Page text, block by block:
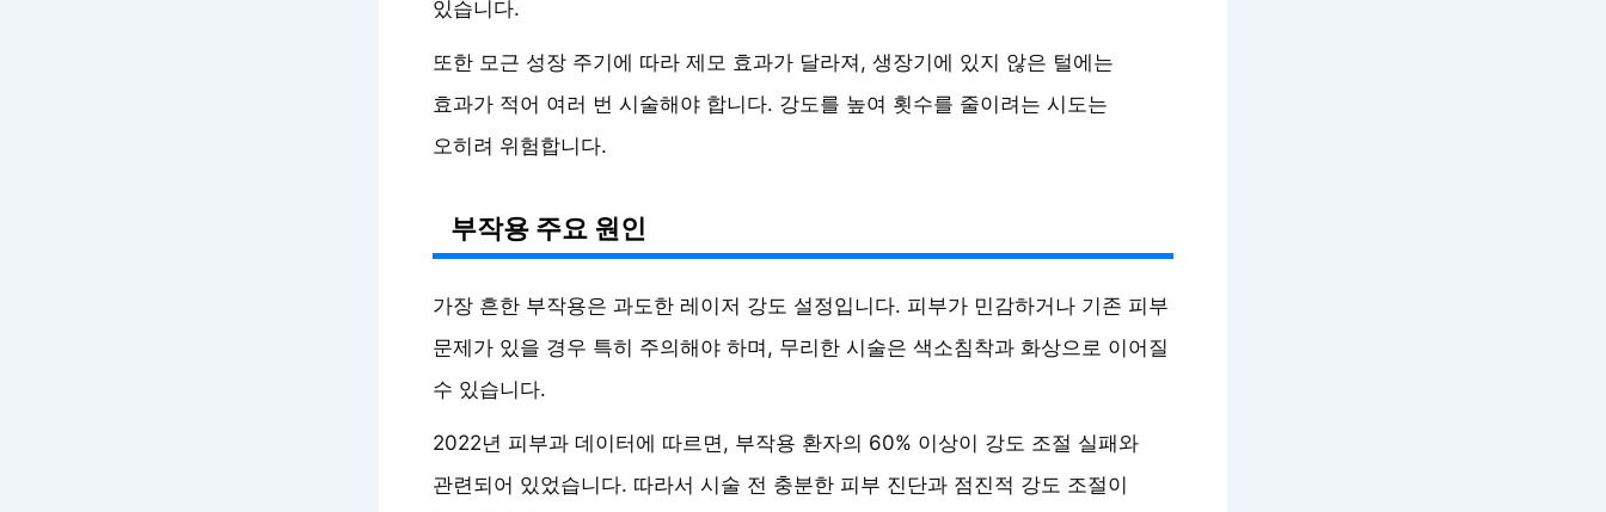
있습니다.
또한 모근 성장 주기에 따라 제모 효과가 달라져, 생장기에 있지 않은 털에는
효과가 적어 여러 번 시술해야 합니다. 강도를 높여 횟수를 줄이려는 시도는
오히려 위험합니다.
부작용 주요 원인
가장 흔한 부작용은 과도한 레이저 강도 설정입니다. 피부가 민감하거나 기존 피부
문제가 있을 경우 특히 주의해야 하며, 무리한 시술은 색소침착과 화상으로 이어질
수 있습니다.
2022년 피부과 데이터에 따르면, 부작용 환자의 60% 이상이 강도 조절 실패와
관련되어 있었습니다. 따라서 시술 전 충분한 피부 진단과 점진적 강도 조절이